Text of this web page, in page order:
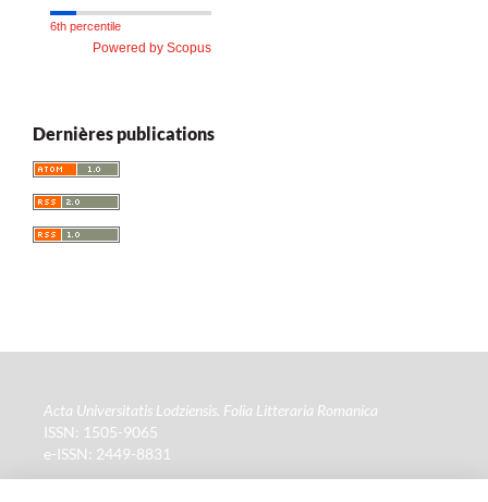
6th percentile
Powered by Scopus
Dernières publications
Acta Universitatis Lodziensis. Folia Litteraria Romanica
ISSN: 1505-9065
e-ISSN: 2449-8831